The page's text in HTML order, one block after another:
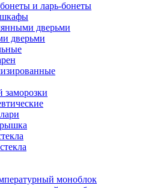
и ларь-бонеты
дверьми
дверьми
моноблок